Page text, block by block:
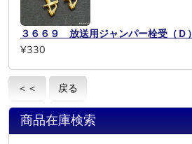
３６６９ 放送用ジャンパー栓受（Ｄ）
¥330
＜＜ 戻る
商品在庫検索